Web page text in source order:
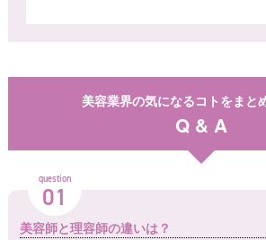
美容業界の気になるコトをまと
Q & A
question
01
美容師と理容師の違いは？